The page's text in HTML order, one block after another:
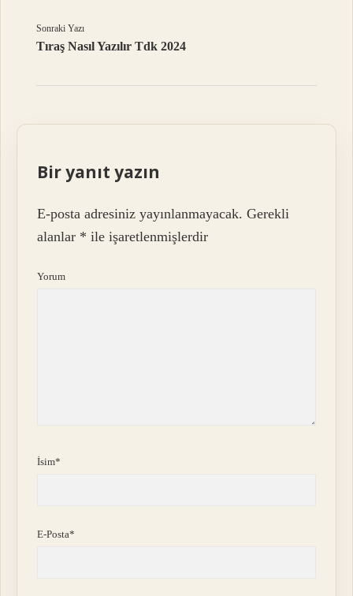
Sonraki Yazı
Tıraş Nasıl Yazılır Tdk 2024
Bir yanıt yazın
E-posta adresiniz yayınlanmayacak. Gerekli
alanlar * ile işaretlenmişlerdir
Yorum
İsim*
E-Posta*